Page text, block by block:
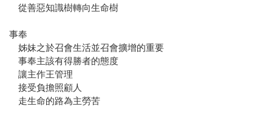
從善惡知識樹轉向生命樹
事奉
姊妹之於召會生活並召會擴增的重要
事奉主該有得勝者的態度
讓主作王管理
接受負擔照顧人
走生命的路為主勞苦